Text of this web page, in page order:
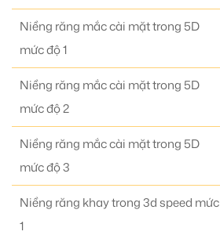
Niềng răng mắc cài mặt trong 5D
mức độ 1
Niềng răng mắc cài mặt trong 5D
mức độ 2
Niềng răng mắc cài mặt trong 5D
mức độ 3
Niềng răng khay trong 3d speed mức
1